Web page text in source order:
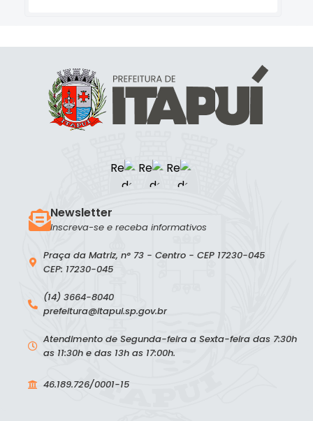
Praça da Matriz, n° 73 - Centro - CEP 17230-045
CEP: 17230-045
(14) 3664-8040
prefeitura@itapui.sp.gov.br
Atendimento de Segunda-feira a Sexta-feira das 7:30h
as 11:30h e das 13h as 17:00h.
46.189.726/0001-15
Newsletter
Inscreva-se e receba informativos